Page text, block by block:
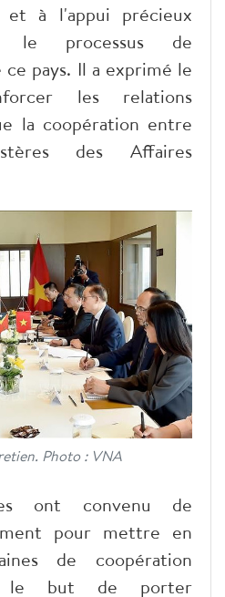
à l'appui précieux
le processus de
pays. Il a exprimé le
les relations
la coopération entre
des Affaires
Photo : VNA
ont convenu de
pour mettre en
de coopération
le but de porter